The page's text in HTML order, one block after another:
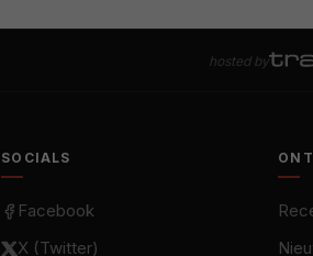
hosted by
SOCIALS
Facebook
X (Twitter)